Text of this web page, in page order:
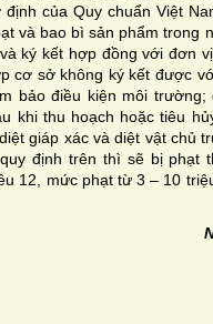
của Quy chuẩn Việt
và bao bì sản phẩm trong
ký kết hợp đồng với đơn
cơ sở không ký kết được
bảo điều kiện môi
khi thu hoạch hoặc tiêu
giáp xác và diệt vật chủ
định trên thì sẽ bị phạt
12, mức phạt từ 3 – 10